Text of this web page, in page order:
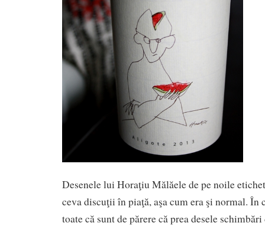
Desenele lui Horaţiu Mălăele de pe noile
ceva discuţii în piaţă, aşa cum era şi normal. În
toate că sunt de părere că prea desele